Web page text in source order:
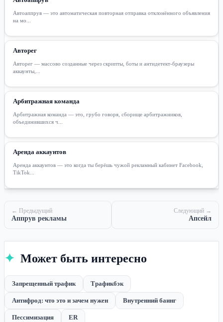
Автоаппрув — это автоматическая повторная отправка отклонённого объявления
на мо...
Авторег
Авторег — массово созданные через скрипты, боты и антидетект-браузеры
аккаунты,...
Арбитражная команда
Арбитражная команда — это, грубо говоря, сборище арбитражников,
объединившихся ч...
Аренда аккаунтов
Аренда аккаунтов — это когда ты берёшь чужой рекламный кабинет Facebook,
TikTok...
← Предыдущий
Аппрув рекламы
Следующий →
Апсейл
✦ Может быть интересно
Запрещенный трафик Трафикбэк
Антифрод: что это и зачем нужен Внутренний баинг
Пессимизация ER